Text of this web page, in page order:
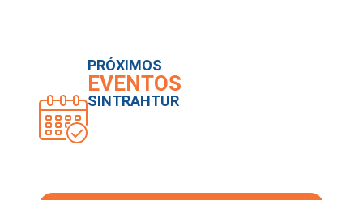
PRÓXIMOS
EVENTOS
SINTRAHTUR